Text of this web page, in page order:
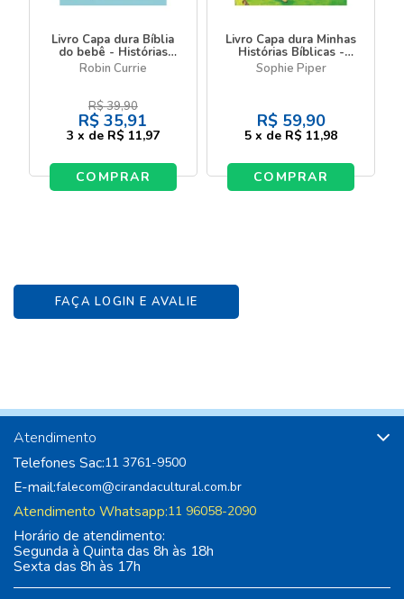
Livro Capa dura Bíblia
do bebê - Histórias
bíblicas
Robin Currie
R$39,90
R$ 35,91
3 x de R$ 11,97
COMPRAR
Livro Capa dura Minhas
Histórias Bíblicas -
Bíblia Infantil Ilustrada
para crianças
Sophie Piper
R$ 59,90
5 x de R$ 11,98
COMPRAR
FAÇA LOGIN E AVALIE
Atendimento
Telefones Sac:11 3761-9500
E-mail:falecom@cirandacultural.com.br
Atendimento Whatsapp:11 96058-2090
Horário de atendimento:
Segunda à Quinta das 8h às 18h
Sexta das 8h às 17h